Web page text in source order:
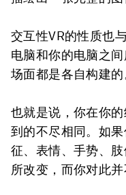
交互性VR的性质也
电脑和你的电脑之
场面都是各自构建的
也就是说，你在你
到的不尽相同。如
征、表情、手势、
所改变，而你对此并